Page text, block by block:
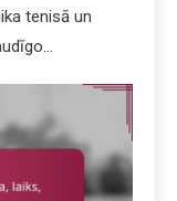
tenisā un